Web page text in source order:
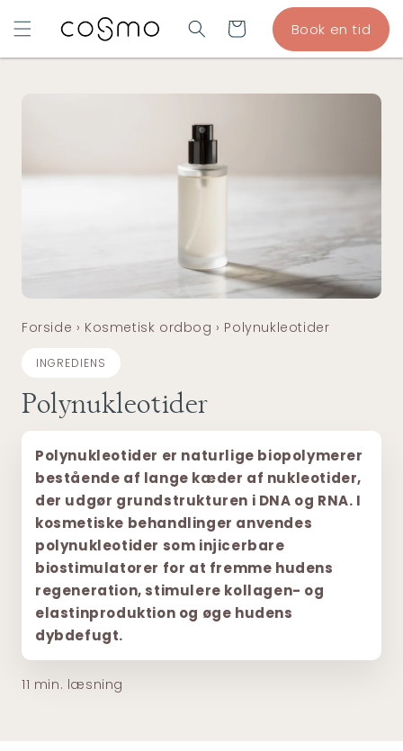
INDHOLD
Indkøbskurv Book en tid
Forside › Kosmetisk ordbog › Polynukleotider
INGREDIENS
Polynukleotider
Polynukleotider er naturlige biopolymerer
bestående af lange kæder af nukleotider,
der udgør grundstrukturen i DNA og RNA. I
kosmetiske behandlinger anvendes
polynukleotider som injicerbare
biostimulatorer for at fremme hudens
regeneration, stimulere kollagen- og
elastinproduktion og øge hudens
dybdefugt.
11 min. læsning